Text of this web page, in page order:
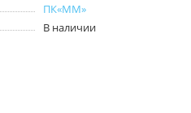
ПК«ММ»
В наличии